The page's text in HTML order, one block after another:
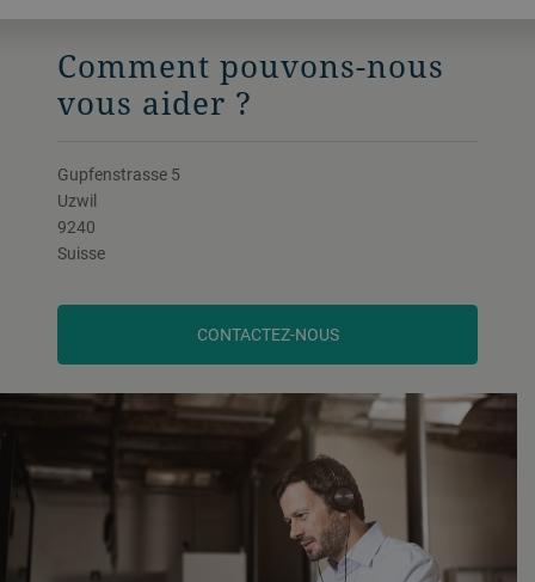
Comment pouvons-nous
vous aider ?
Gupfenstrasse 5
Uzwil
9240
Suisse
CONTACTEZ-NOUS